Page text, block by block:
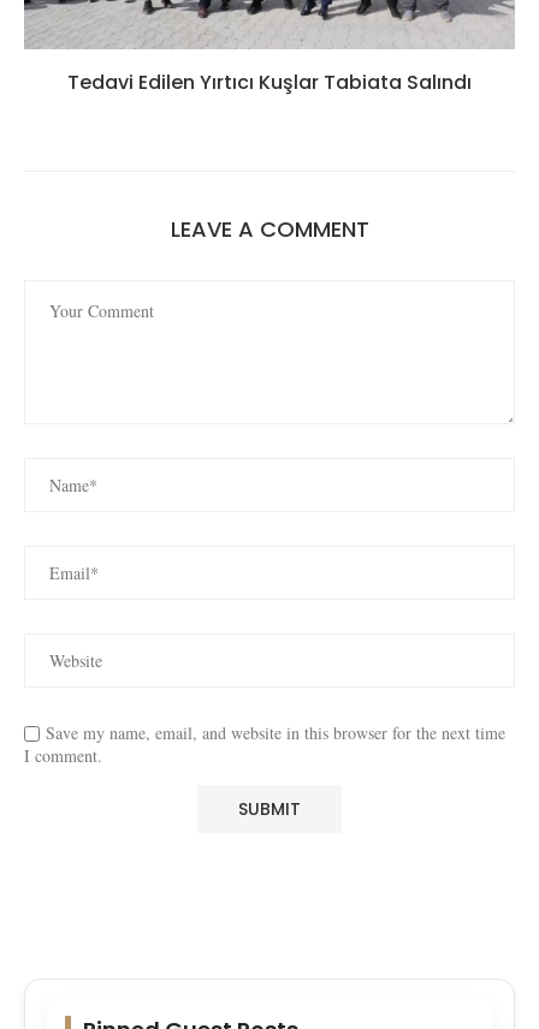
Tedavi Edilen Yırtıcı Kuşlar Tabiata Salındı
LEAVE A COMMENT
Save my name, email, and website in this browser for the next time
I comment.